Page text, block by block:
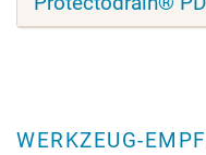
WERKZEUG-